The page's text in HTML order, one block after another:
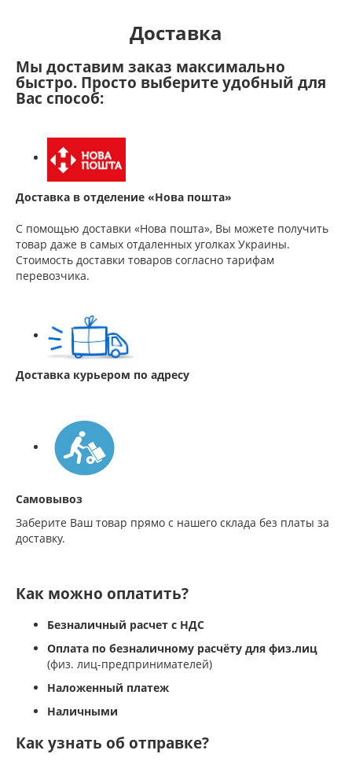
Доставка
Мы доставим заказ максимально
быстро. Просто выберите удобный для
Вас способ:
Доставка в отделение «Нова пошта»
С помощью доставки «Нова пошта», Вы можете получить
товар даже в самых отдаленных уголках Украины.
Стоимость доставки товаров согласно тарифам
перевозчика.
Доставка курьером по адресу
Самовывоз
Заберите Ваш товар прямо с нашего склада без платы за
доставку.
Как можно оплатить?
Безналичный расчет с НДС
Оплата по безналичному расчёту для физ.лиц
(физ. лиц-предпринимателей)
Наложенный платеж
Наличными
Как узнать об отправке?